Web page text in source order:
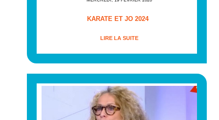
KARATE ET JO 2024
LIRE LA SUITE